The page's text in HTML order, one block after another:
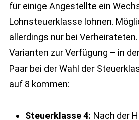
für einige Angestellte ein
Lohnsteuerklasse lohnen.
allerdings nur bei
Varianten zur Verfügung – in
Paar bei der Wahl der
auf 8 kommen:
Steuerklasse 4: Nach der